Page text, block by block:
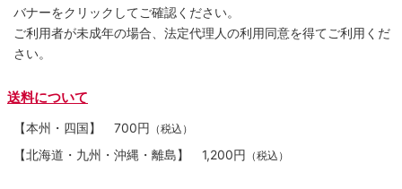
バナーをクリックしてご確認ください。
ご利用者が未成年の場合、法定代理人の利用同意を得てご利用くだ
さい。
送料について
【本州・四国】 700円 （税込）
【北海道・九州・沖縄・離島】 1,200円 （税込）